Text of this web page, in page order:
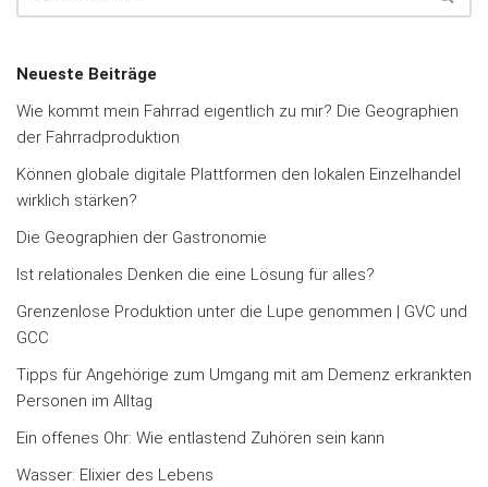
Neueste Beiträge
Wie kommt mein Fahrrad eigentlich zu mir? Die Geographien
der Fahrradproduktion
Können globale digitale Plattformen den lokalen Einzelhandel
wirklich stärken?
Die Geographien der Gastronomie
Ist relationales Denken die eine Lösung für alles?
Grenzenlose Produktion unter die Lupe genommen | GVC und
GCC
Tipps für Angehörige zum Umgang mit am Demenz erkrankten
Personen im Alltag
Ein offenes Ohr: Wie entlastend Zuhören sein kann
Wasser: Elixier des Lebens